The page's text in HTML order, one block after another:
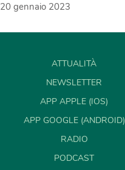
20 gennaio 2023
ATTUALITÀ
NEWSLETTER
APP APPLE (IOS)
APP GOOGLE (ANDROID)
RADIO
PODCAST